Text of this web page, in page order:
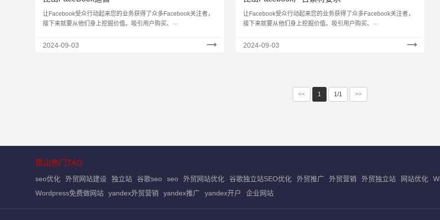
让Facebook受众行动起来您的业务获得了众多Facebook关注者，
接下来就要从他们身上挖掘价值。吸引用户购买、···
2024-09-03
让Facebook受众行动起来您的业务获得了众多Facebook关注者，
接下来就要从他们身上挖掘价值。吸引用户购买、···
2024-09-03
<< 1 1/1 >>
昆山热门TAG
seo优化 外贸网站建设 独立站 谷歌seo seo 外贸网站优化 谷歌独立站SEO优化 外贸推广 外贸营销 外贸独立站 网站优化
Wordpress免费做网站
yandex外贸营销 yandex推广 yandex开户 企业网站